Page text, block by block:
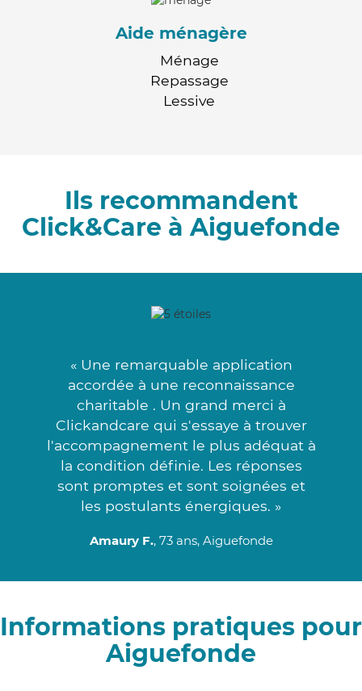
Aide ménagère
Ménage
Repassage
Lessive
Ils recommandent
Click&Care à Aiguefonde
« Une remarquable application
accordée à une reconnaissance
charitable . Un grand merci à
Clickandcare qui s'essaye à trouver
l'accompagnement le plus adéquat à
la condition définie. Les réponses
sont promptes et sont soignées et
les postulants énergiques. »
Amaury F., 73 ans, Aiguefonde
Informations pratiques pour
Aiguefonde